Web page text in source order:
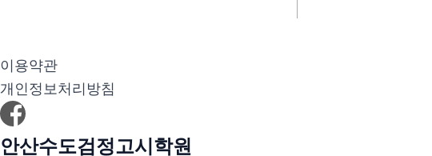
이용약관
개인정보처리방침
안산수도검정고시학원